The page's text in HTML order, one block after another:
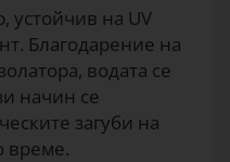
устойчив на UV
Благодарение на
водата се
начин се
загуби на
време.